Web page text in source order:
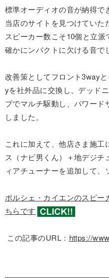
標準オーディオの音が納得で
当店のサイトを見つけていた
スピーカー数こそ10個と立派
確かにンパクトに欠ける音で
改善策としてフロント3way
yを社外品に交換し、デッド
プでマルチ駆動し、パワー
しました。
これに加えて、他店さま施
ス（ナビ男くん）＋地デジ
ィアチューナーを追加して、
ポルシェ・カイエンのスピー
ちらです
この記事のURL： https://